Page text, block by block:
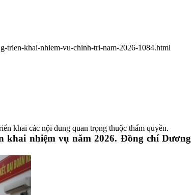
trien-khai-nhiem-vu-chinh-tri-nam-2026-1084.html
khai các nội dung quan trọng thuộc thẩm quyền.
khai nhiệm vụ năm 2026. Đồng chí Dương